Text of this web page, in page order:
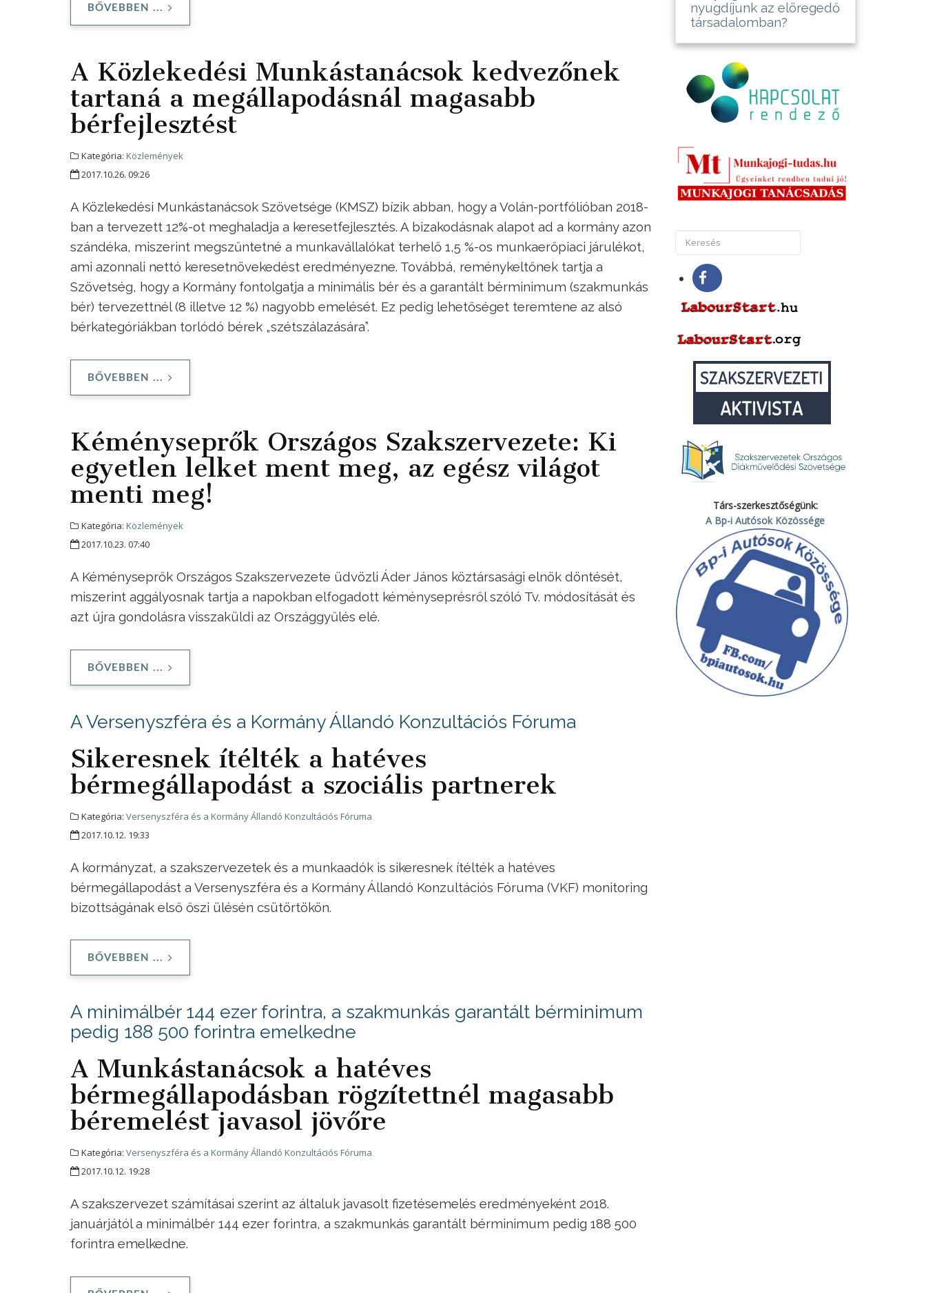
BŐVEBBEN ...
A Közlekedési Munkástanácsok kedvezőnek
tartaná a megállapodásnál magasabb
bérfejlesztést
Kategória: Közlemények
2017.10.26. 09:26
A Közlekedési Munkástanácsok Szövetsége (KMSZ) bízik abban, hogy a Volán-portfólióban 2018-
ban a tervezett 12%-ot meghaladja a keresetfejlesztés. A bizakodásnak alapot ad a kormány azon
szándéka, miszerint megszűntetné a munkavállalókat terhelő 1,5 %-os munkaerőpiaci járulékot,
ami azonnali nettó keresetnövekedést eredményezne. Továbbá, reménykeltőnek tartja a
Szövetség, hogy a Kormány fontolgatja a minimális bér és a garantált bérminimum (szakmunkás
bér) tervezettnél (8 illetve 12 %) nagyobb emelését. Ez pedig lehetőséget teremtene az alsó
bérkategóriákban torlódó bérek „szétszálazására”.
BŐVEBBEN ...
Kéményseprők Országos Szakszervezete: Ki
egyetlen lelket ment meg, az egész világot
menti meg!
Kategória: Közlemények
2017.10.23. 07:40
A Kéményseprők Országos Szakszervezete üdvözli Áder János köztársasági elnök döntését,
miszerint aggályosnak tartja a napokban elfogadott kéményseprésről szóló Tv. módosítását és
azt újra gondolásra visszaküldi az Országgyűlés elé.
BŐVEBBEN ...
A Versenyszféra és a Kormány Állandó Konzultációs Fóruma
Sikeresnek ítélték a hatéves
bérmegállapodást a szociális partnerek
Kategória: Versenyszféra és a Kormány Állandó Konzultációs Fóruma
2017.10.12. 19:33
A kormányzat, a szakszervezetek és a munkaadók is sikeresnek ítélték a hatéves
bérmegállapodást a Versenyszféra és a Kormány Állandó Konzultációs Fóruma (VKF) monitoring
bizottságának első őszi ülésén csütörtökön.
BŐVEBBEN ...
A minimálbér 144 ezer forintra, a szakmunkás garantált bérminimum
pedig 188 500 forintra emelkedne
A Munkástanácsok a hatéves
bérmegállapodásban rögzítettnél magasabb
béremelést javasol jövőre
Kategória: Versenyszféra és a Kormány Állandó Konzultációs Fóruma
2017.10.12. 19:28
A szakszervezet számításai szerint az általuk javasolt fizetésemelés eredményeként 2018.
januárjától a minimálbér 144 ezer forintra, a szakmunkás garantált bérminimum pedig 188 500
forintra emelkedne.
nyugdíjunk az elöregedő
társadalomban?
Társ-szerkesztőségünk:
A Bp-i Autósok Közössége